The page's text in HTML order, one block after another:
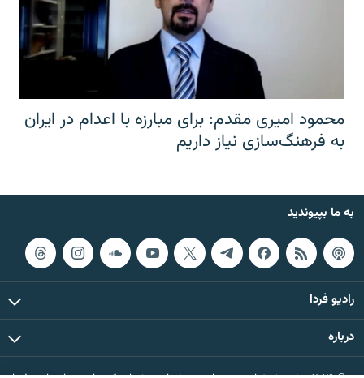
محمود امیری مقدم: برای مبارزه با اعدام در ایران
به فرهنگ‌سازی نیاز داریم
به ما بپیوندید
رادیو فردا
درباره